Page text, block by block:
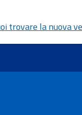
trovare la nuova